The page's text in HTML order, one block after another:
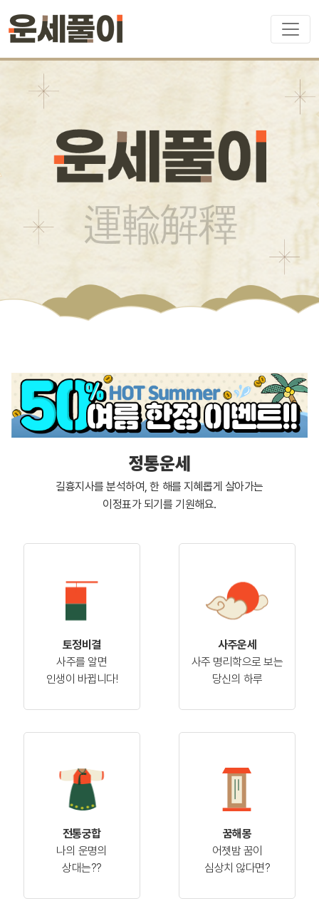
정통운세
길흉지사를 분석하여, 한 해를 지혜롭게 살아가는
이정표가 되기를 기원해요.
토정비결
사주를 알면
인생이 바뀝니다!
사주운세
사주 명리학으로 보는
당신의 하루
전통궁합
나의 운명의
상대는??
꿈해몽
어젯밤 꿈이
심상치 않다면?